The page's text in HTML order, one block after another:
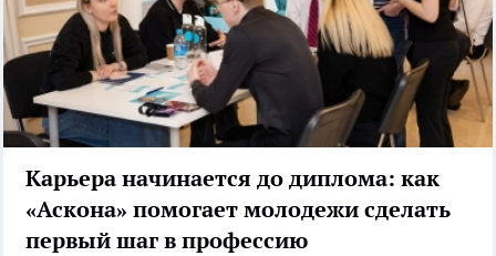
Карьера начинается до диплома: как
«Аскона» помогает молодежи сделать
первый шаг в профессию